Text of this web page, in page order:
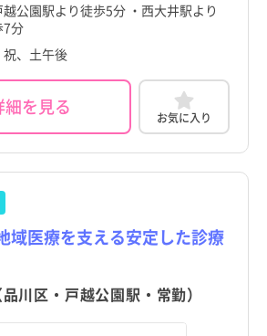
駅
ド駅
越公園駅より徒歩5分 ・西大井駅より
7分
祝、土午後
細を見る お気に入り
域医療を支える安定した診療
川区・戸越公園駅・常勤）
駅
ド駅